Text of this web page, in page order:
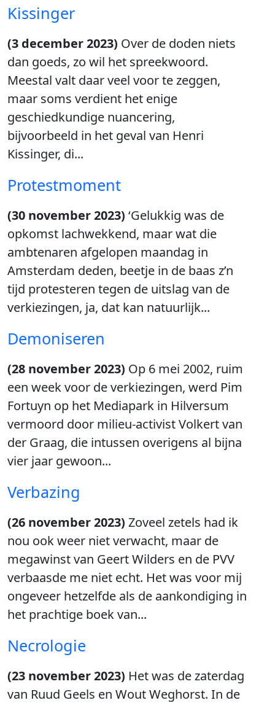
Kissinger
(3 december 2023) Over de doden niets
dan goeds, zo wil het spreekwoord.
Meestal valt daar veel voor te zeggen,
maar soms verdient het enige
geschiedkundige nuancering,
bijvoorbeeld in het geval van Henri
Kissinger, di...
Protestmoment
(30 november 2023) ‘Gelukkig was de
opkomst lachwekkend, maar wat die
ambtenaren afgelopen maandag in
Amsterdam deden, beetje in de baas z’n
tijd protesteren tegen de uitslag van de
verkiezingen, ja, dat kan natuurlijk...
Demoniseren
(28 november 2023) Op 6 mei 2002, ruim
een week voor de verkiezingen, werd Pim
Fortuyn op het Mediapark in Hilversum
vermoord door milieu-activist Volkert van
der Graag, die intussen overigens al bijna
vier jaar gewoon...
Verbazing
(26 november 2023) Zoveel zetels had ik
nou ook weer niet verwacht, maar de
megawinst van Geert Wilders en de PVV
verbaasde me niet echt. Het was voor mij
ongeveer hetzelfde als de aankondiging in
het prachtige boek van...
Necrologie
(23 november 2023) Het was de zaterdag
van Ruud Geels en Wout Weghorst. In de